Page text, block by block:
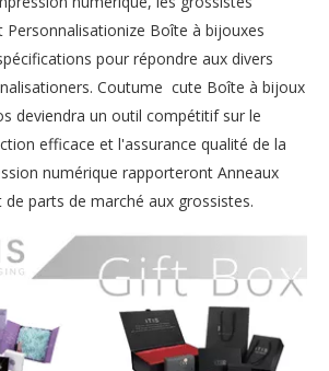
Personnalisationize Boîte à bijouxes
pour répondre aux divers
Coutume cute Boîte à bijoux
deviendra un outil compétitif sur le
efficace et l'assurance qualité de la
numérique rapporteront Anneaux
parts de marché aux grossistes.